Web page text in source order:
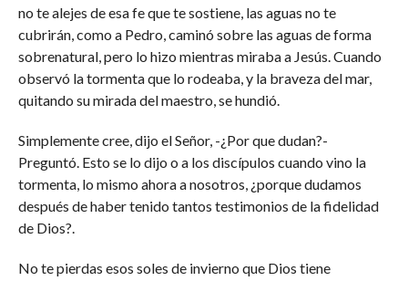
no te alejes de esa fe que te sostiene, las aguas no te
cubrirán, como a Pedro, caminó sobre las aguas de forma
sobrenatural, pero lo hizo mientras miraba a Jesús. Cuando
observó la tormenta que lo rodeaba, y la braveza del mar,
quitando su mirada del maestro, se hundió.
Simplemente cree, dijo el Señor, -¿Por que dudan?-
Preguntó. Esto se lo dijo o a los discípulos cuando vino la
tormenta, lo mismo ahora a nosotros, ¿porque dudamos
después de haber tenido tantos testimonios de la fidelidad
de Dios?.
No te pierdas esos soles de invierno que Dios tiene